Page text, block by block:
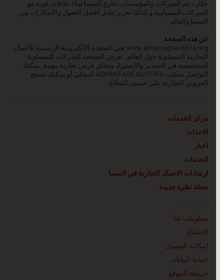
خلال دعم الشركات والمؤسسات خارج النمسا لبناء علاقات قوية مع
الشركات النمساوية و كذلك تعزيز تبادل أفضل العقول والابتكارات من
النمسا والعالم.
عن هذه الصفحة
www.advantageaustria.orgهي الصفحة الإلكترونية الرسمية للأعمال
التجارية النمساوية حول العالم. تعرض الصفحة الشركات النمساوية
المتخصصة في التصدير والاستيراد وتخلق فرص تجارية مهمة. يمكنك
التواصل بمكتب ADVANTAGE AUSTRIA
المحلي أو يمكنك تصفح
العروض التجارية على حسب القطاع.
مركز الخدمات
الاحداث
اخبار
الخدمات
ارشادات الاعمال التجارية في النمسا
مجلة نظرة جديدة
معلومات عنا
الانطباع
إمكانية الوصول
حماية البيانات
خريطة الموقع